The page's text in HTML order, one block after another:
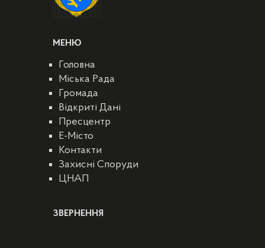
МЕНЮ
Головна
Міська Рада
Громада
Відкриті Дані
Пресцентр
E-Місто
Контакти
Захисні Споруди
ЦНАП
ЗВЕРНЕННЯ